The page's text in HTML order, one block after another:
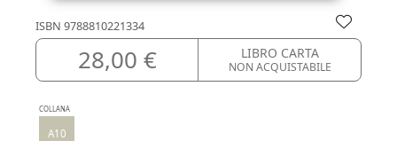
ISBN 9788810221334
28,00 € LIBRO CARTA
NON ACQUISTABILE
COLLANA
A10